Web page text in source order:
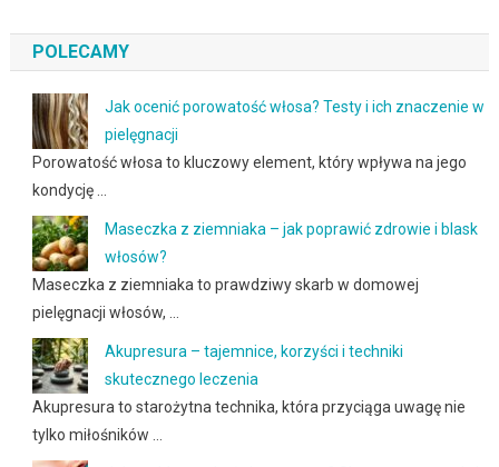
POLECAMY
Jak ocenić porowatość włosa? Testy i ich znaczenie w
pielęgnacji
Porowatość włosa to kluczowy element, który wpływa na jego
kondycję …
Maseczka z ziemniaka – jak poprawić zdrowie i blask
włosów?
Maseczka z ziemniaka to prawdziwy skarb w domowej
pielęgnacji włosów, …
Akupresura – tajemnice, korzyści i techniki
skutecznego leczenia
Akupresura to starożytna technika, która przyciąga uwagę nie
tylko miłośników …